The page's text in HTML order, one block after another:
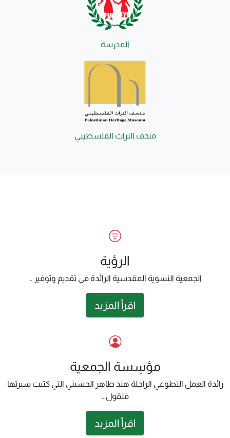
المدرسة
متحف التراث الفلسطيني
الرؤية
الجمعية النسوية المقدسية الرائدة في تقديم وتوفير …
اقرأ المزيد
مؤسِسة الجمعية
رائدة العمل التطوعي الراحلة هند طاهر الحسيني التي كتبت سيرتها
فتقول…
اقرأ المزيد